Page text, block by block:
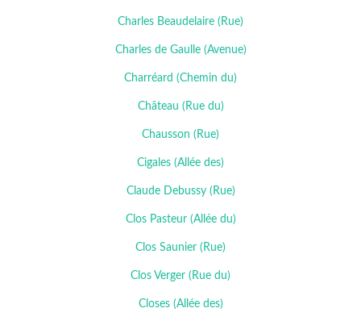
Charles Beaudelaire (Rue)
Charles de Gaulle (Avenue)
Charréard (Chemin du)
Château (Rue du)
Chausson (Rue)
Cigales (Allée des)
Claude Debussy (Rue)
Clos Pasteur (Allée du)
Clos Saunier (Rue)
Clos Verger (Rue du)
Closes (Allée des)